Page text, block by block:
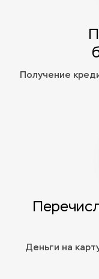
Получение
Деньги на